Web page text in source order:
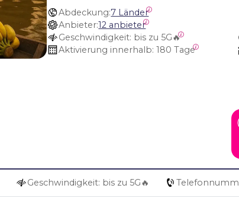
Abdeckung:7 Länder
Anbieter:12 anbieter
Geschwindigkeit: bis zu 5G🔥
Aktivierung innerhalb: 180 Tage
Geschwindigkeit: bis zu 5G🔥